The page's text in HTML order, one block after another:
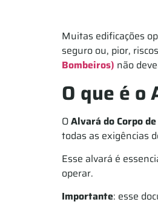
Muitas edificações
seguro ou, pior,
Bombeiros) não
O que é o
OAlvará do Corpo
todas as exigências
Esse alvará é
operar.
Importante: esse